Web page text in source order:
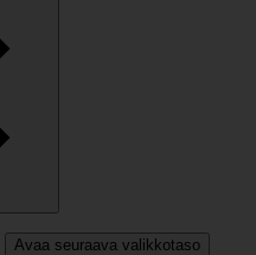
Avaa seuraava valikkotaso